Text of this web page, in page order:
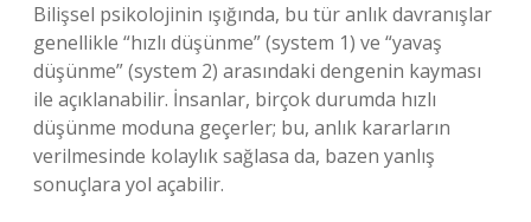
Bilişsel psikolojinin ışığında, bu tür anlık davranışlar
genellikle “hızlı düşünme” (system 1) ve “yavaş
düşünme” (system 2) arasındaki dengenin kayması
ile açıklanabilir. İnsanlar, birçok durumda hızlı
düşünme moduna geçerler; bu, anlık kararların
verilmesinde kolaylık sağlasa da, bazen yanlış
sonuçlara yol açabilir.